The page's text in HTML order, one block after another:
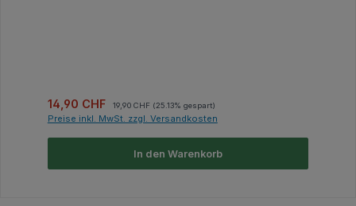
Verkaufspreis:
14,90 CHF Regulärer Preis:
19,90 CHF (25.13% gespart)
Preise inkl. MwSt. zzgl. Versandkosten
In den Warenkorb